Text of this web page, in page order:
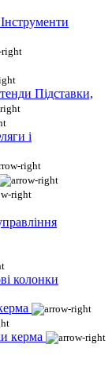
Інструменти
Підставки,
і
колонки
керма